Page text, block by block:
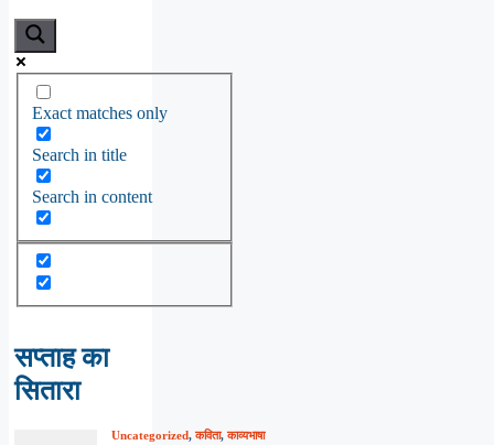
Exact matches only
Search in title
Search in content
सप्ताह का
सितारा
Uncategorized,कविता,काव्यभाषा